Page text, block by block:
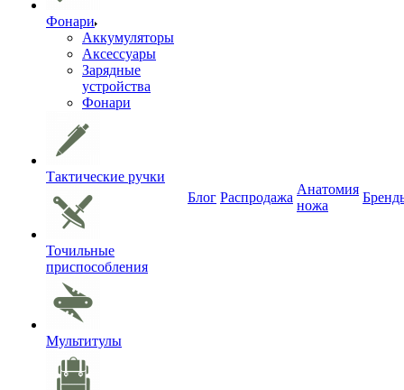
Фонари
Аккумуляторы
Аксессуары
Зарядные
устройства
Фонари
Тактические ручки
Точильные
приспособления
Мультитулы
Блог Распродажа
Анатомия
ножа